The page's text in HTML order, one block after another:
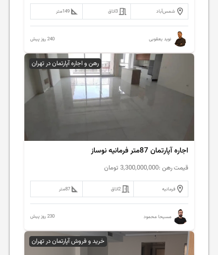
شمس‌آباد 3اتاق 149متر
نوید یعقوبی 240 روز پیش
رهن و اجاره آپارتمان در تهران
اجاره آپارتمان 87متر فرمانیه نوساز
قیمت رهن :3,300,000,000 تومان
فرمانیه 2اتاق 87متر
مسیحا محمود 230 روز پیش
خرید و فروش آپارتمان در تهران